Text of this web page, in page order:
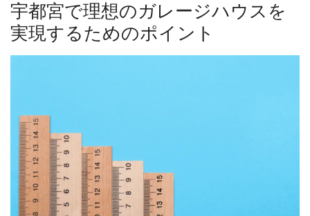
宇都宮で理想のガレージハウスを
実現するためのポイント